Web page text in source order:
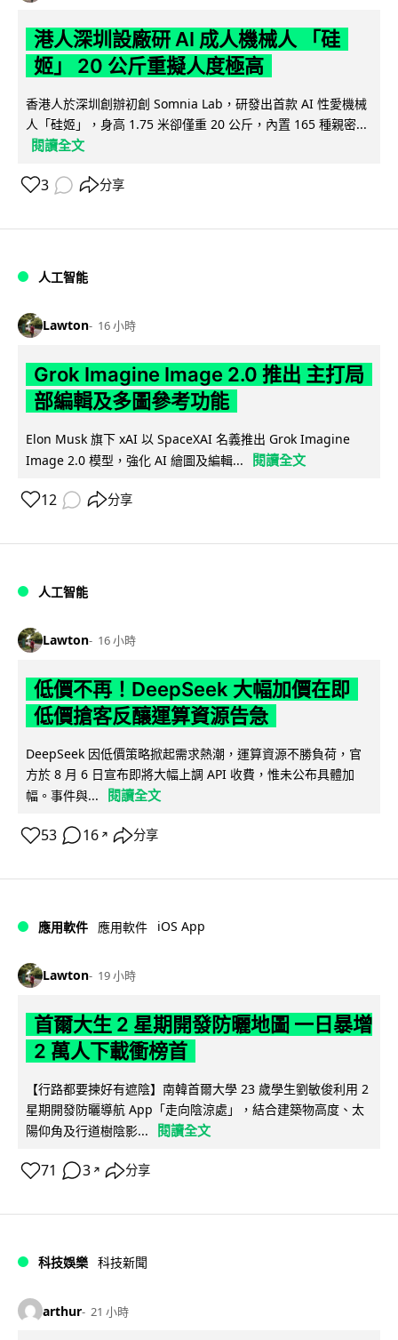
港人深圳設廠研 AI 成人機械人 「硅
姬」 20 公斤重擬人度極高
香港人於深圳創辦初創 Somnia Lab，研發出首款 AI 性愛機械
人「硅姬」，身高 1.75 米卻僅重 20 公斤，內置 165 種親密...
閱讀全文
3 分享
人工智能
Lawton 16 小時
Grok Imagine Image 2.0 推出 主打局
部編輯及多圖參考功能
Elon Musk 旗下 xAI 以 SpaceXAI 名義推出 Grok Imagine
Image 2.0 模型，強化 AI 繪圖及編輯...
閱讀全文
12 分享
人工智能
Lawton 16 小時
低價不再！DeepSeek 大幅加價在即
低價搶客反釀運算資源告急
DeepSeek 因低價策略掀起需求熱潮，運算資源不勝負荷，官
方於 8 月 6 日宣布即將大幅上調 API 收費，惟未公布具體加
幅。事件與...
閱讀全文
53 16 ↗ 分享
應用軟件 應用軟件 iOS App
Lawton 19 小時
首爾大生 2 星期開發防曬地圖 一日暴增
2 萬人下載衝榜首
【行路都要揀好有遮陰】南韓首爾大學 23 歲學生劉敏俊利用 2
星期開發防曬導航 App「走向陰涼處」，結合建築物高度、太
陽仰角及行道樹陰影...
閱讀全文
71 3 ↗ 分享
科技娛樂 科技新聞
arthur 21 小時